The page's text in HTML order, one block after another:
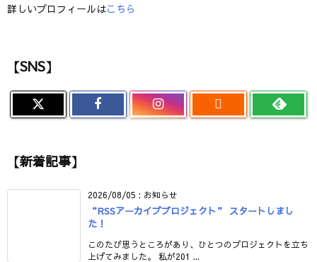
詳しいプロフィールはこちら
【SNS】

【新着記事】
2026/08/05 : お知らせ
“RSSアーカイブプロジェクト” スタートしまし
た！
このたび思うところがあり、ひとつのプロジェクトを立ち
上げてみました。 私が201 ...